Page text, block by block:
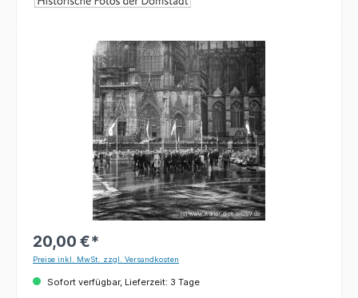
Bildergalerie überspringen
20,00 €*
Preise inkl. MwSt. zzgl. Versandkosten
Sofort verfügbar, Lieferzeit: 3 Tage